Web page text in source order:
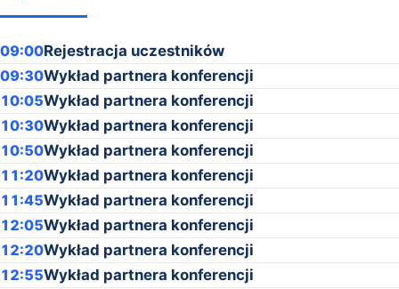
09:00Rejestracja uczestników
09:30Wykład partnera konferencji
10:05Wykład partnera konferencji
10:30Wykład partnera konferencji
10:50Wykład partnera konferencji
11:20Wykład partnera konferencji
11:45Wykład partnera konferencji
12:05Wykład partnera konferencji
12:20Wykład partnera konferencji
12:55Wykład partnera konferencji